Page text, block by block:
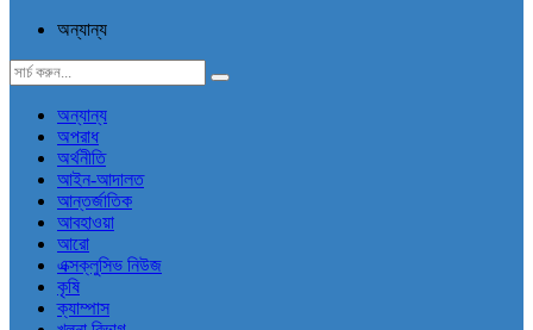
অন্যান্য
অন্যান্য
অপরাধ
অর্থনীতি
আইন-আদালত
আন্তর্জাতিক
আবহাওয়া
আরো
এক্সক্লুসিভ নিউজ
কৃষি
ক্যাম্পাস